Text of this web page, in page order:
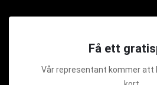
Få ett
Vår representant kommer att